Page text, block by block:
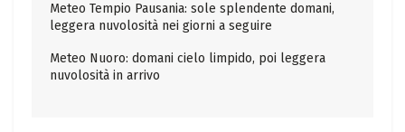
Meteo Tempio Pausania: sole splendente domani,
leggera nuvolosità nei giorni a seguire
Meteo Nuoro: domani cielo limpido, poi leggera
nuvolosità in arrivo